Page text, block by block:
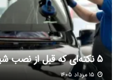
5 نکته‌ای که قبل از نصب شیشه جلو خودرو باید بدانید